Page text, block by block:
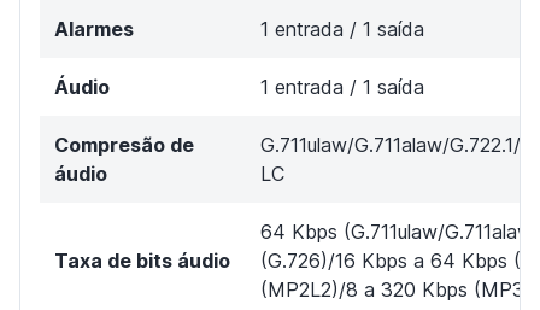
Alarmes 1 entrada / 1 saída
Áudio 1 entrada / 1 saída
Compresão de
áudio
G.711ulaw/G.711alaw/
LC
Taxa de bits áudio
64 Kbps (G.711ulaw/
(G.726)/16 Kbps a 64 Kbps
(MP2L2)/8 a 320 Kbps (MP3)